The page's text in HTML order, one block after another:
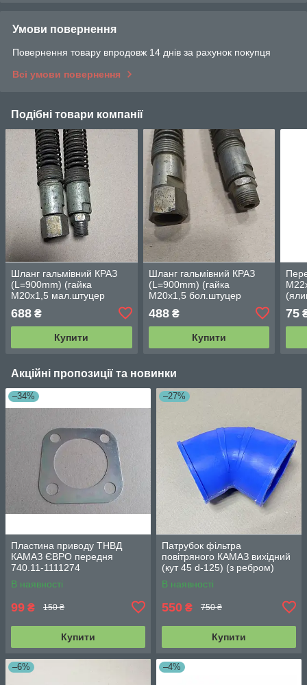
Умови повернення
Повернення товару впродовж 14 днів за рахунок покупця
Всі умови повернення
Подібні товари компанії
Шланг гальмівний КРАЗ
(L=900mm) (гайка
М20х1,5 мал.штуцер
688 ₴
Купити
Шланг гальмівний КРАЗ
(L=900mm) (гайка
М20х1,5 бол.штуцер
К3/8")17,5. 255Б-3506060-
07
488₴
Купити
75
Акційні пропозиції та новинки
–34%
Пластина приводу ТНВД
КАМАЗ ЄВРО передня
740.11-1111274
В наявності
99 ₴ 150 ₴
Купити
–27%
Патрубок фільтра
повітряного КАМАЗ вихідний
(кут 45 d-125) (з ребром)
силікон 5320-1109445
В наявності
550 ₴ 750 ₴
Купити
–6% –4%